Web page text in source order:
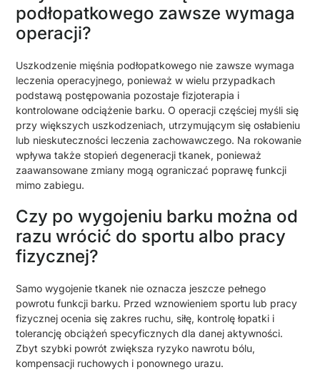
podłopatkowego zawsze wymaga
operacji?
Uszkodzenie mięśnia podłopatkowego nie zawsze wymaga
leczenia operacyjnego, ponieważ w wielu przypadkach
podstawą postępowania pozostaje fizjoterapia i
kontrolowane odciążenie barku. O operacji częściej myśli się
przy większych uszkodzeniach, utrzymującym się osłabieniu
lub nieskuteczności leczenia zachowawczego. Na rokowanie
wpływa także stopień degeneracji tkanek, ponieważ
zaawansowane zmiany mogą ograniczać poprawę funkcji
mimo zabiegu.
Czy po wygojeniu barku można od
razu wrócić do sportu albo pracy
fizycznej?
Samo wygojenie tkanek nie oznacza jeszcze pełnego
powrotu funkcji barku. Przed wznowieniem sportu lub pracy
fizycznej ocenia się zakres ruchu, siłę, kontrolę łopatki i
tolerancję obciążeń specyficznych dla danej aktywności.
Zbyt szybki powrót zwiększa ryzyko nawrotu bólu,
kompensacji ruchowych i ponownego urazu.